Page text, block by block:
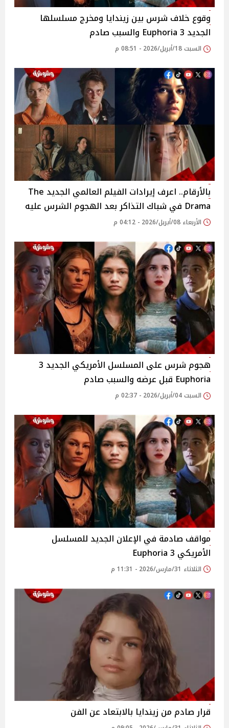
وقوع خلاف شرس بين زيندايا ومخرج مسلسلها
الجديد 3 Euphoria والسبب صادم
السبت 18/أبريل/2026 - 08:51 م
بالأرقام.. اعرف إيرادات الفيلم العالمي الجديد The
Drama في شباك التذاكر بعد الهجوم الشرس عليه
الأربعاء 08/أبريل/2026 - 04:12 م
هجوم شرس على المسلسل الأمريكي الجديد 3
Euphoria قبل عرضه والسبب صادم
السبت 04/أبريل/2026 - 02:37 م
مواقف صادمة في الإعلان الجديد للمسلسل
الأمريكي 3 Euphoria
الثلاثاء 31/مارس/2026 - 11:31 م
قرار صادم من زيندايا بالابتعاد عن الفن